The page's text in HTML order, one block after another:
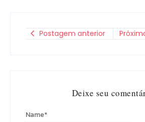
Postagem anterior
Deixe seu
Name*